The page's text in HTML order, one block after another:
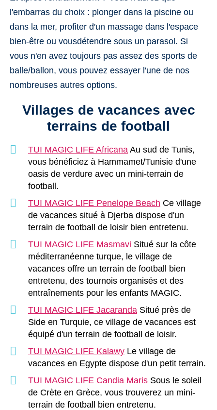
l'embarras du choix : plonger dans la piscine ou
dans la mer, profiter d'un massage dans l'espace
bien-être ou vousdétendre sous un parasol. Si
vous n'en avez toujours pas assez des sports de
balle/ballon, vous pouvez essayer l'une de nos
nombreuses autres options.
Villages de vacances avec
terrains de football
TUI MAGIC LIFE Africana Au sud de Tunis,
vous bénéficiez à Hammamet/Tunisie d'une
oasis de verdure avec un mini-terrain de
football.
TUI MAGIC LIFE Penelope Beach Ce village
de vacances situé à Djerba dispose d'un
terrain de football de loisir bien entretenu.
TUI MAGIC LIFE Masmavi Situé sur la côte
méditerranéenne turque, le village de
vacances offre un terrain de football bien
entretenu, des tournois organisés et des
entraînements pour les enfants MAGIC.
TUI MAGIC LIFE Jacaranda Situé près de
Side en Turquie, ce village de vacances est
équipé d'un terrain de football de loisir.
TUI MAGIC LIFE Kalawy Le village de
vacances en Egypte dispose d'un petit terrain.
TUI MAGIC LIFE Candia Maris Sous le soleil
de Crète en Grèce, vous trouverez un mini-
terrain de football bien entretenu.